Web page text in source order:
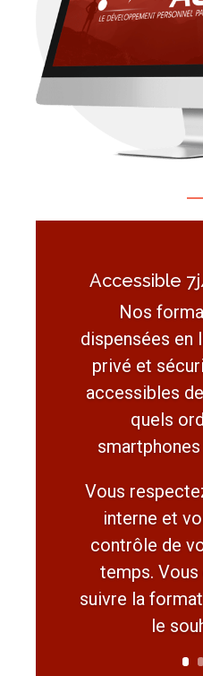
Accessible
Nos
dispensées en
privé et
accessibles
quels
Vous
interne et
contrôle de
temps.
suivre la
le